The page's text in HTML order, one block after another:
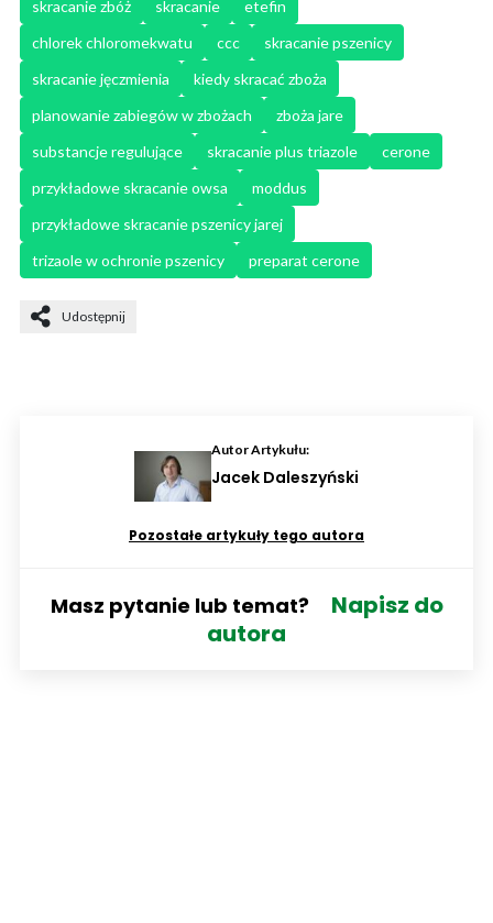
skracanie zbóż skracanie
etefin
chlorek chloromekwatu
ccc
skracanie pszenicy
skracanie jęczmienia
kiedy skracać zboża
planowanie zabiegów w zbożach
zboża jare
substancje regulujące
skracanie plus triazole
cerone
przykładowe skracanie owsa
moddus
przykładowe skracanie pszenicy jarej
trizaole w ochronie pszenicy
preparat cerone
Udostępnij
Autor Artykułu:
Jacek Daleszyński
Pozostałe artykuły tego autora
Masz pytanie lub temat?
Napisz do
autora